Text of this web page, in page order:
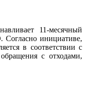
11-месячный
инициативе,
в соответствии с
с отходами,